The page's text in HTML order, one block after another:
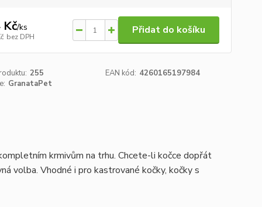
Kč/ks
bez DPH
Přidat do košíku
255 EAN kód: 4260165197984
GranataPet
krmivům na trhu. Chcete-li kočce dopřát
volba. Vhodné i pro kastrované kočky, kočky s